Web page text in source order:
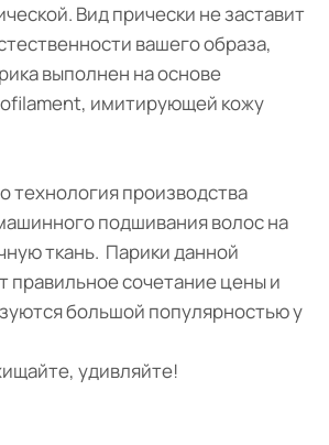
Вид прически не заставит
вашего образа,
выполнен на основе
имитирующей кожу
технология производства
подшивания волос на
ткань. Парики данной
правильное сочетание цены и
большой популярностью у
удивляйте!